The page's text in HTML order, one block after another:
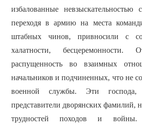
избалованные невзыскательностью
переходя в армию на места
штабных чинов, привносили с
халатности, бесцеремонности.
распущенность во взаимных
начальников и подчиненных, что не
военной службы. Эти господа,
представители дворянских фамилий,
трудностей походов и